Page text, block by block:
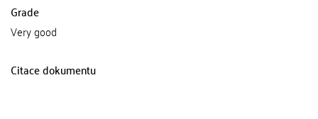
Grade
Very good
Citace dokumentu